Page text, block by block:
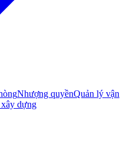
Nhượng quyềnQuản lý vận
dựng